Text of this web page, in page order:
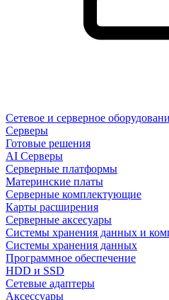
Сетевое и серверное
Cерверы
Готовые решения
AI Серверы
Серверные платформы
Материнские платы
Серверные комплектующие
Карты расширения
Серверные аксесуары
Системы хранения данных и
Системы хранения данных
Программное обеспечение
HDD и SSD
Сетевые адаптеры
Аксессуары